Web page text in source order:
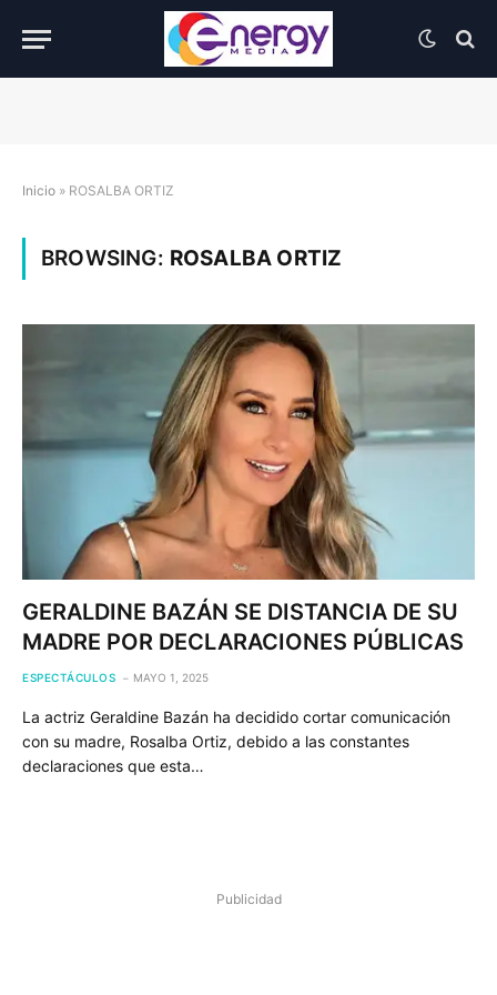
Inicio » ROSALBA ORTIZ
BROWSING: ROSALBA ORTIZ
GERALDINE BAZÁN SE DISTANCIA DE SU
MADRE POR DECLARACIONES PÚBLICAS
ESPECTÁCULOS MAYO 1, 2025
La actriz Geraldine Bazán ha decidido cortar comunicación
con su madre, Rosalba Ortiz, debido a las constantes
declaraciones que esta…
Publicidad